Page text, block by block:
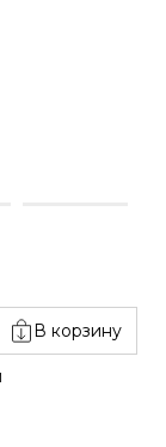
В корзину